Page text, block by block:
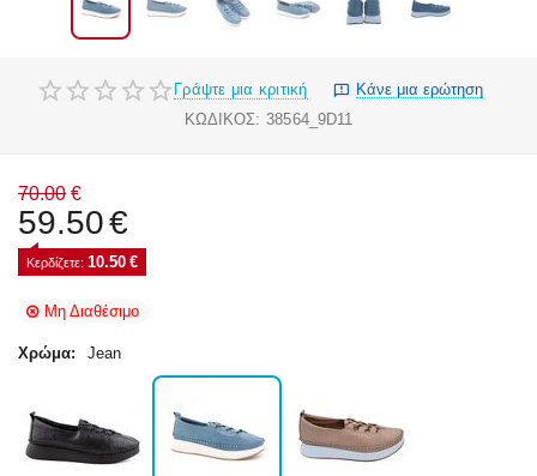
Γράψτε μια κριτική
Κάνε μια ερώτηση
ΚΩΔΙΚΟΣ: 38564_9D11
70.00 €
59.50€
Κερδίζετε: 10.50 €
Μη Διαθέσιμο
Χρώμα: Jean